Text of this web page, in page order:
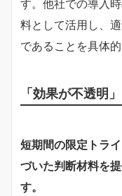
す。他社での導入
料として活用し、
であることを具体
「効果が不透明
短期間の限定トラ
づいた判断材料を
す。